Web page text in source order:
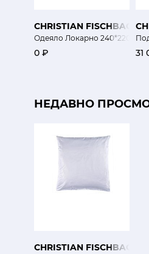
CHRISTIAN
Одеяло Локарно 240*220 см
0 ₽ 31
НЕДАВНО
CHRISTIAN FISCHBACHER